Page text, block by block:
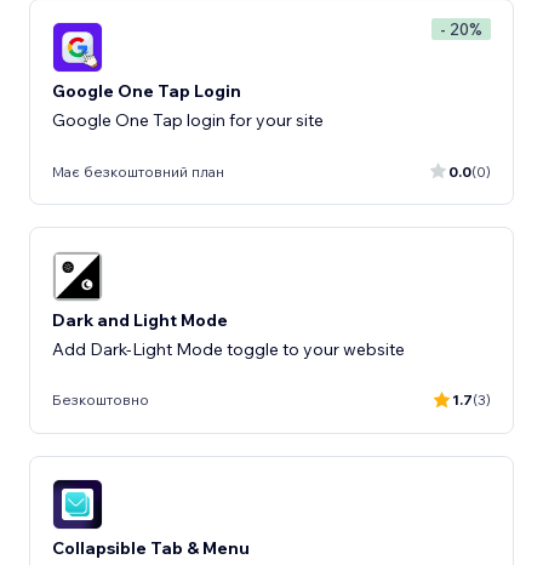
- 20%
Google One Tap Login
Google One Tap login for your site
Має безкоштовний план 0.0(0)
Dark and Light Mode
Add Dark-Light Mode toggle to your website
Безкоштовно 1.7(3)
Collapsible Tab & Menu